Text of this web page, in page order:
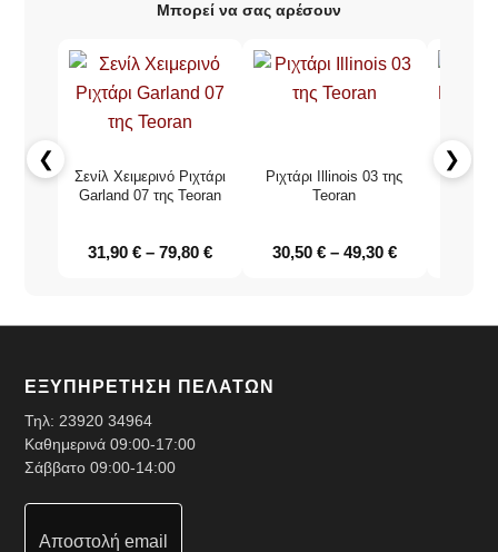
Μπορεί να σας αρέσουν
❮
Σενίλ Χειμερινό Ριχτάρι
Garland 07 της Teoran
31,90€ – 79,80€
Ριχτάρι Illinois 03 της
Teoran
30,50 € – 49,30 €
Σενίλ
❯
ΕΞΥΠΗΡΕΤΗΣΗ ΠΕΛΑΤΩΝ
Τηλ: 23920 34964
Καθημερινά 09:00-17:00
Σάββατο 09:00-14:00
Αποστολή email